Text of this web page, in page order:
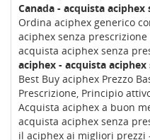
Canada - acquista
Ordina aciphex generico
aciphex senza
acquista aciphex senza
aciphex - acquista
Best Buy aciphex Prezzo
Prescrizione, Principio
Acquista aciphex a buon
acquista aciphex senza
il aciphex ai migliori prezzi